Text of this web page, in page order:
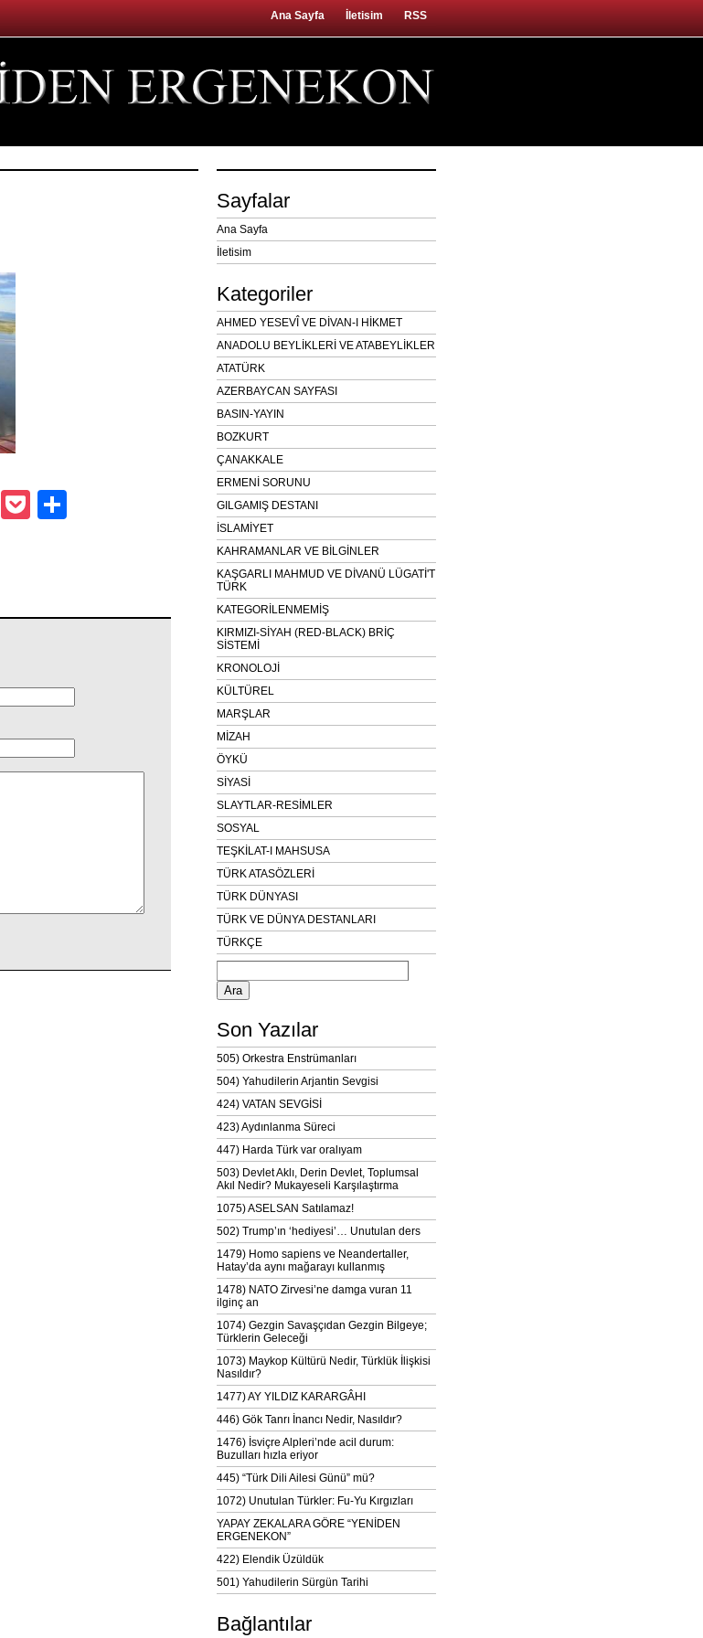
Ana Sayfa İletisim RSS
CopyPocket
Sayfalar
Ana Sayfa
İletisim
Kategoriler
AHMED YESEVÎ VE DİVAN-I HİKMET
ANADOLU BEYLİKLERİ VE ATABEYLİKLER
ATATÜRK
AZERBAYCAN SAYFASI
BASIN-YAYIN
BOZKURT
ÇANAKKALE
ERMENİ SORUNU
GILGAMIŞ DESTANI
İSLAMİYET
KAHRAMANLAR VE BİLGİNLER
KAŞGARLI MAHMUD VE DİVANÜ LÜGATİ'T
TÜRK
KATEGORİLENMEMİŞ
KIRMIZI-SİYAH (RED-BLACK) BRİÇ
SİSTEMİ
KRONOLOJİ
KÜLTÜREL
MARŞLAR
MİZAH
ÖYKÜ
SİYASİ
SLAYTLAR-RESİMLER
SOSYAL
TEŞKİLAT-I MAHSUSA
TÜRK ATASÖZLERİ
TÜRK DÜNYASI
TÜRK VE DÜNYA DESTANLARI
TÜRKÇE
Arama:
Son Yazılar
505) Orkestra Enstrümanları
504) Yahudilerin Arjantin Sevgisi
424) VATAN SEVGİSİ
423) Aydınlanma Süreci
447) Harda Türk var oralıyam
503) Devlet Aklı, Derin Devlet, Toplumsal
Akıl Nedir? Mukayeseli Karşılaştırma
1075) ASELSAN Satılamaz!
502) Trump’ın ‘hediyesi’… Unutulan ders
1479) Homo sapiens ve Neandertaller,
Hatay’da aynı mağarayı kullanmış
1478) NATO Zirvesi’ne damga vuran 11
ilginç an
1074) Gezgin Savaşçıdan Gezgin Bilgeye;
Türklerin Geleceği
1073) Maykop Kültürü Nedir, Türklük İlişkisi
Nasıldır?
1477) AY YILDIZ KARARGÂHI
446) Gök Tanrı İnancı Nedir, Nasıldır?
1476) İsviçre Alpleri’nde acil durum:
Buzulları hızla eriyor
445) “Türk Dili Ailesi Günü” mü?
1072) Unutulan Türkler: Fu-Yu Kırgızları
YAPAY ZEKALARA GÖRE “YENİDEN
ERGENEKON”
422) Elendik Üzüldük
501) Yahudilerin Sürgün Tarihi
Bağlantılar